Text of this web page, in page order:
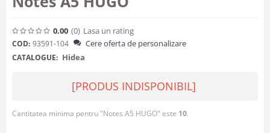
0.00 (0) Lasa un rating
COD: 93591-104 Cere oferta de personalizare
CATALOGUE: Hidea
[PRODUS INDISPONIBIL]
Cantitatea minima pentru "Notes A5 HUGO" este 10.